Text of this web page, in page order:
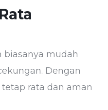
biasanya mudah
Dengan
rata dan aman